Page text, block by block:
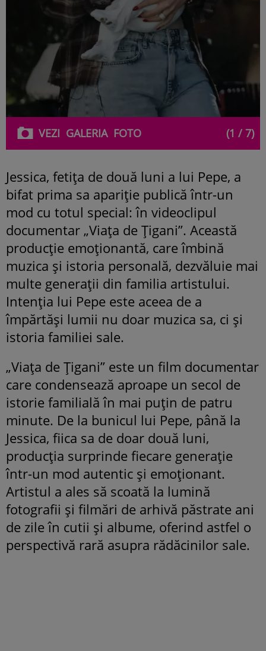
VEZI GALERIAFOTO (1 / 7)
Jessica, fetița de două luni a lui Pepe, a
bifat prima sa apariție publică într-un
mod cu totul special: în videoclipul
documentar „Viața de Țigani”. Această
producție emoționantă, care îmbină
muzica și istoria personală, dezvăluie mai
multe generații din familia artistului.
Intenția lui Pepe este aceea de a
împărtăși lumii nu doar muzica sa, ci și
istoria familiei sale.
„Viața de Țigani” este un film documentar
care condensează aproape un secol de
istorie familială în mai puțin de patru
minute. De la bunicul lui Pepe, până la
Jessica, fiica sa de doar două luni,
producția surprinde fiecare generație
într-un mod autentic și emoționant.
Artistul a ales să scoată la lumină
fotografii și filmări de arhivă păstrate ani
de zile în cutii și albume, oferind astfel o
perspectivă rară asupra rădăcinilor sale.